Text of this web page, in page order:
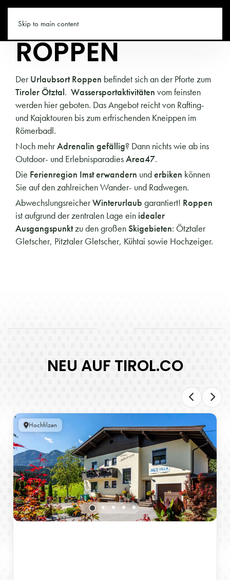
Skip to main content
TIROL.CO
ROPPEN
DerUrlaubsort Roppen befindet sich an der Pforte zum
Tiroler Ötztal. Wassersportaktivitäten vom feinsten
werden hier geboten. Das Angebot reicht von Rafting-
und Kajaktouren bis zum erfrischenden Kneippen im
Römerbadl.
Noch mehrAdrenalin gefällig? Dann nichts wie ab ins
Outdoor- und ErlebnisparadiesArea47.
Die Ferienregion Imst erwandern underbiken können
Sie auf den zahlreichen Wander- und Radwegen.
AbwechslungsreicherWinterurlaub garantiert! Roppen
ist aufgrund der zentralen Lage ein idealer
Ausgangspunktzu den großenSkigebieten: Ötztaler
Gletscher, Pitztaler Gletscher, Kühtai sowie Hochzeiger.
NEU AUF TIROL.CO
Hochfilzen